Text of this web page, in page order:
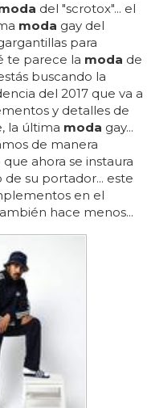
del "scrotox"... el
moda gay del
para
te parece la moda de
buscando la
del 2017 que va a
y detalles de
la última moda gay...
de manera
ahora se instaura
su portador... este
en el
hace menos...